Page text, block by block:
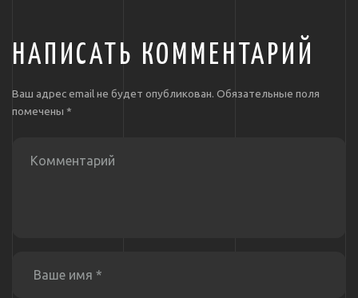
НАПИСАТЬ КОММЕНТАРИЙ
Ваш адрес email не будет опубликован. Обязательные поля
помечены *